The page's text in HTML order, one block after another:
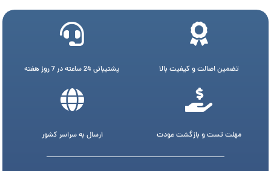
تضمین اصالت و کیفیت بالا پشتیبانی 24 ساعته در 7 روز هفته
مهلت تست و بازگشت عودت ارسال به سراسر کشور